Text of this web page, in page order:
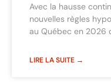
Avec la hausse
nouvelles règles
au Québec en 2026
LIRE LA SUITE →